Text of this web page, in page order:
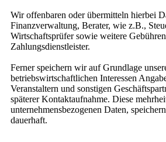
Wir offenbaren oder übermitteln hierbei
Finanzverwaltung, Berater, wie z.B.,
Wirtschaftsprüfer sowie weitere
Zahlungsdienstleister.
Ferner speichern wir auf Grundlage
betriebswirtschaftlichen Interessen
Veranstaltern und sonstigen
späterer Kontaktaufnahme. Diese
unternehmensbezogenen Daten,
dauerhaft.